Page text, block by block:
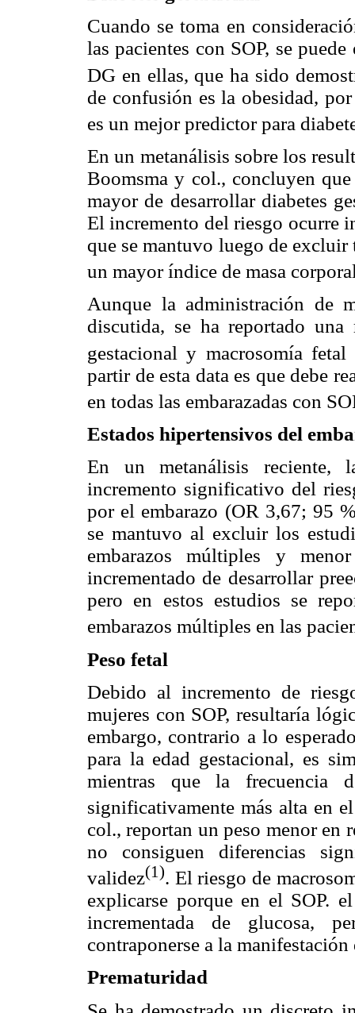
Cuando se toma en
las pacientes con SOP, se
DG en ellas, que ha sido
de confusión es la obesidad,
es un mejor predictor para
En un metanálisis sobre los
Boomsma y col., concluyen
mayor de desarrollar diabetes
El incremento del riesgo ocurre
que se mantuvo luego de
un mayor índice de masa
Aunque la administración de
discutida, se ha reportado
gestacional y macrosomía
partir de esta data es que debe
en todas las embarazadas con
Estados hipertensivos del
En un metanálisis reciente,
incremento significativo del
por el embarazo (OR 3,67; 95
se mantuvo al excluir los
embarazos múltiples y
incrementado de desarrollar
pero en estos estudios se
embarazos múltiples en las
Peso fetal
Debido al incremento de
mujeres con SOP, resultaría
embargo, contrario a lo
para la edad gestacional, es
mientras que la frecuencia
significativamente más alta en
col., reportan un peso menor en
no consiguen diferencias
validez(1). El riesgo de
explicarse porque en el SOP.
incrementada de glucosa,
contraponerse a la manifestación
Prematuridad